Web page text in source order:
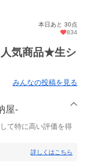
本日あと 30点
834
人気商品★生シ
みんなの投稿を見る
屋-
て特に高い評価を得
詳しくはこちら